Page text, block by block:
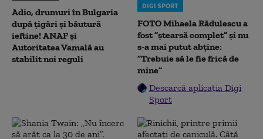
Adio, drumuri în Bulgaria
după țigări și băutură
ieftine! ANAF și
Autoritatea Vamală au
stabilit noi reguli
DIGI SPORT
FOTO Mihaela Rădulescu a
fost ”ștearsă complet” și nu
s-a mai putut abține:
”Trebuie să le fie frică de
mine”
Descarcă aplicația Digi
Sport